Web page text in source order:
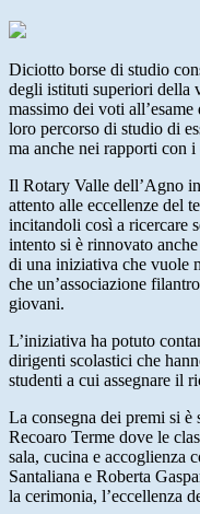
Diciotto borse di studio
degli istituti superiori della
massimo dei voti
loro percorso di studio di
ma anche nei rapporti con
Il Rotary Valle dell’Agno
attento alle eccellenze del
incitandoli così a ricercare
intento si è rinnovato
di una iniziativa che vuole
che un’associazione
giovani.
L’iniziativa ha potuto
dirigenti scolastici che
studenti a cui assegnare il
La consegna dei premi si
Recoaro Terme dove le
sala, cucina e accoglienza
Santaliana e Roberta
la cerimonia, l’eccellenza